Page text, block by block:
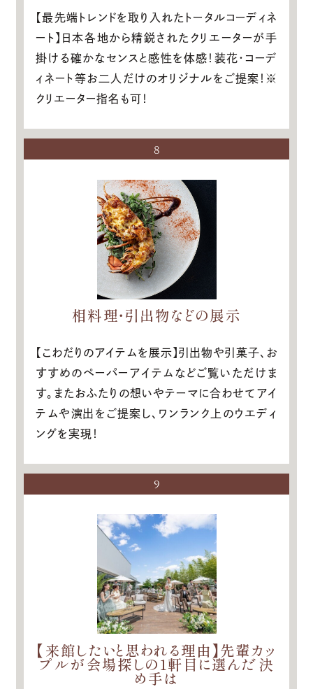
【最先端トレンドを取り入れたトータルコーディネ
ート】日本各地から精鋭されたクリエーターが手
掛ける確かなセンスと感性を体感！装花・コーデ
ィネート等お二人だけのオリジナルをご提案！※
クリエーター指名も可！
8
相料理・引出物などの展示
【こわだりのアイテムを展示】引出物や引菓子、お
すすめのペーパーアイテムなどご覧いただけま
す。またおふたりの想いやテーマに合わせてアイ
テムや演出をご提案し、ワンランク上のウエディ
ングを実現！
9
【来館したいと思われる理由】先輩カッ
プルが会場探しの1軒目に選んだ決
め手は